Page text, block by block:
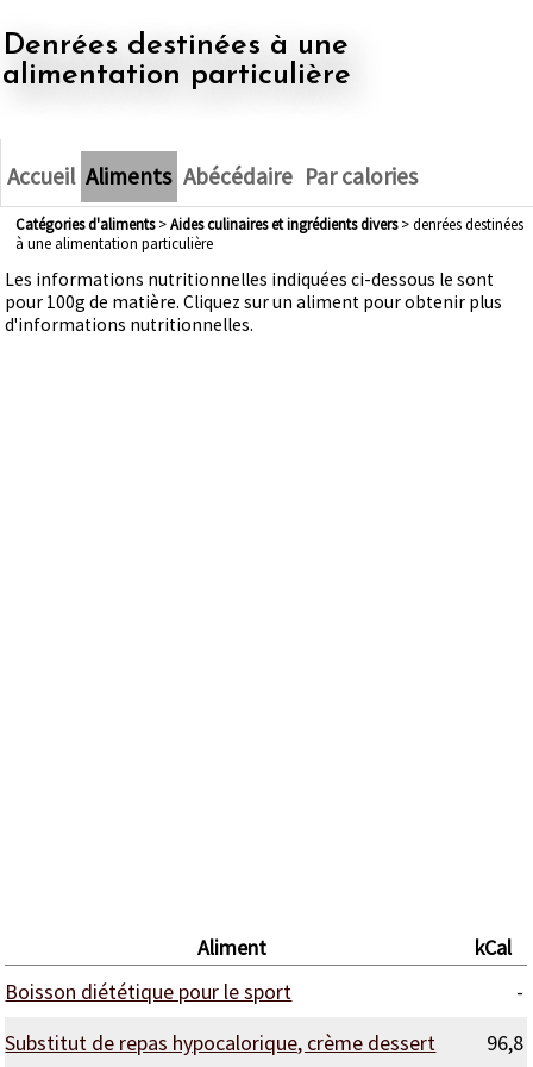
denrées destinées à une
alimentation particulière
Accueil Aliments Abécédaire Par calories
Catégories d'aliments> aides culinaires et ingrédients divers> denrées destinées
à une alimentation particulière
Les informations nutritionnelles indiquées ci-dessous le sont
pour 100g de matière. Cliquez sur un aliment pour obtenir plus
d'informations nutritionnelles.
Aliment
kCal
Boisson diététique pour le sport
-
Substitut de repas hypocalorique, crème dessert
96,8